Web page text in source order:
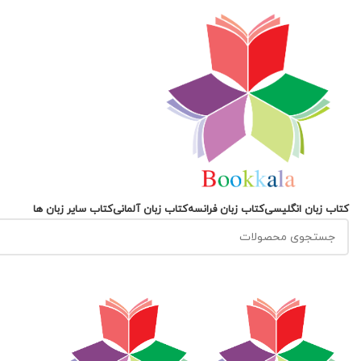
کتاب زبان انگلیسیکتاب زبان فرانسهکتاب زبان آلمانیکتاب سایر زبان ها